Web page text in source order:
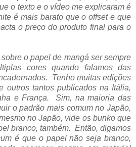
o texto e o vídeo me explicaram é
é mais barato que o offset e que
o preço do produto final para o
o papel de mangá ser sempre
cores quando falamos das
Tenho muitas edições
outros tantos publicados na Itália,
e França. Sim, na maioria das
o padrão mais comum no Japão,
no Japão, vide os bunko que
branco, também. Então, digamos
é que o papel não seja branco,